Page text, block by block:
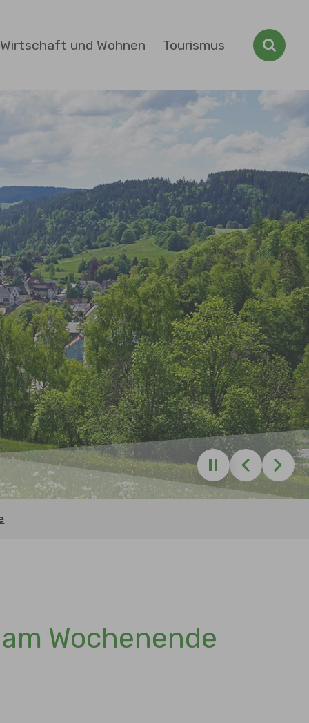
Wirtschaft und Wohnen Tourismus
Zurück
Wochenende